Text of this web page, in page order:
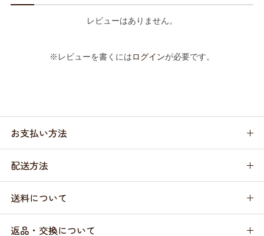
レビューはありません。
※レビューを書くにはログインが必要です。
お支払い方法
配送方法
送料について
返品・交換について